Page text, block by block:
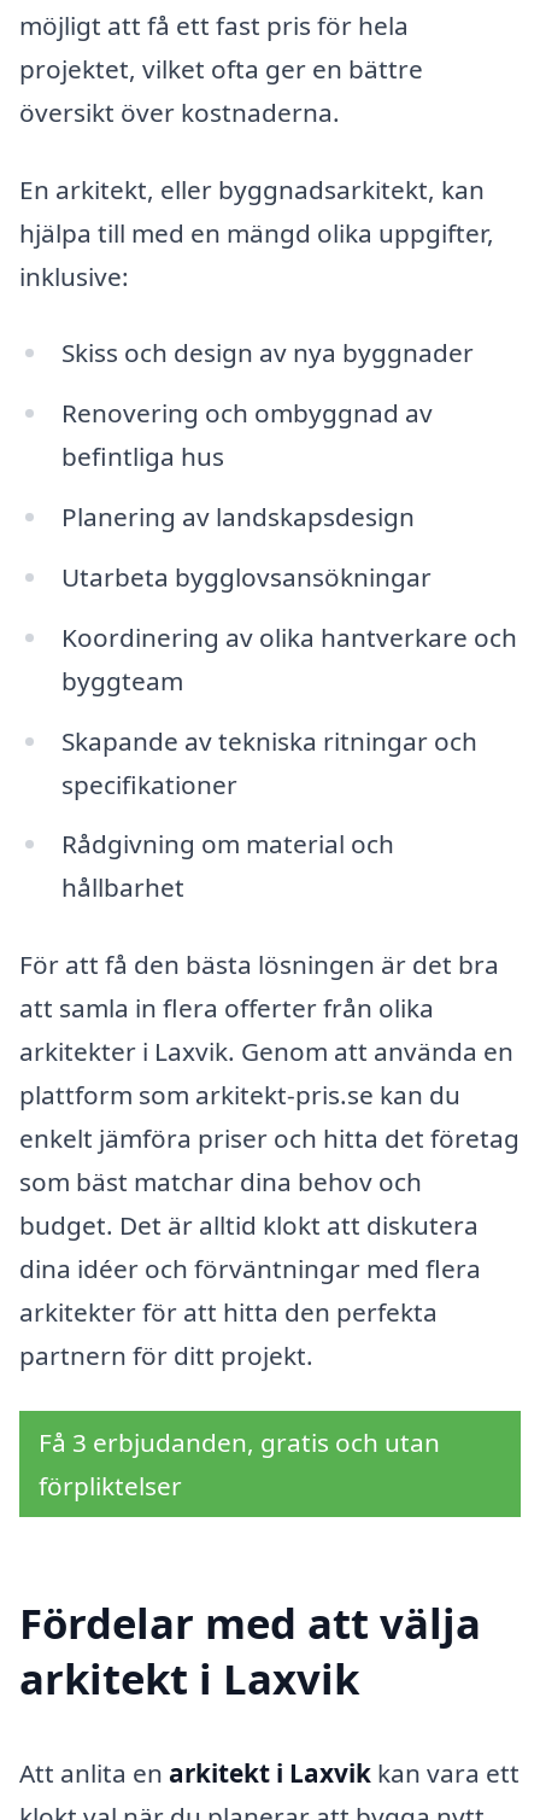
möjligt att få ett fast pris för hela
projektet, vilket ofta ger en bättre
översikt över kostnaderna.
En arkitekt, eller byggnadsarkitekt, kan
hjälpa till med en mängd olika uppgifter,
inklusive:
Skiss och design av nya byggnader
Renovering och ombyggnad av
befintliga hus
Planering av landskapsdesign
Utarbeta bygglovsansökningar
Koordinering av olika hantverkare och
byggteam
Skapande av tekniska ritningar och
specifikationer
Rådgivning om material och
hållbarhet
För att få den bästa lösningen är det bra
att samla in flera offerter från olika
arkitekter i Laxvik. Genom att använda en
plattform som arkitekt-pris.se kan du
enkelt jämföra priser och hitta det företag
som bäst matchar dina behov och
budget. Det är alltid klokt att diskutera
dina idéer och förväntningar med flera
arkitekter för att hitta den perfekta
partnern för ditt projekt.
Få 3 erbjudanden, gratis och utan
förpliktelser
Fördelar med att välja
arkitekt i Laxvik
Att anlita en arkitekt i Laxvik kan vara ett